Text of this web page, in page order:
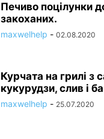
Печиво поцілунки
закоханих.
maxwelhelp - 02.08.2020
Курчата на грилі з
кукурудзи, слив і
maxwelhelp - 25.07.2020